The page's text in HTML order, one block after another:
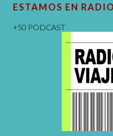
ESTAMOS EN
+50 PODCAST